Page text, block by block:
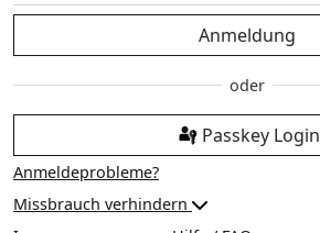
Anmeldung
Passkey Login
Anmeldeprobleme?
Missbrauch verhindern